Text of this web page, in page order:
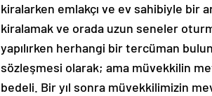
kiralarken emlakçı ve ev sahibiyle bir
kiralamak ve orada uzun seneler
yapılırken herhangi bir tercüman
sözleşmesi olarak; ama müvekkilin
bedeli. Bir yıl sonra müvekkilimizin